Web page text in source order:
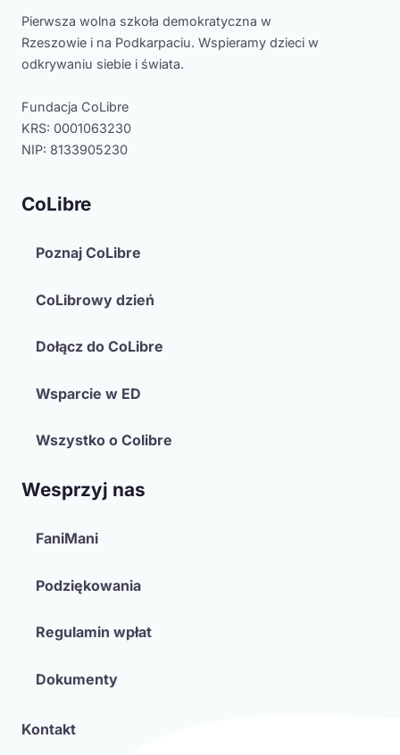
Pierwsza wolna szkoła demokratyczna w
Rzeszowie i na Podkarpaciu. Wspieramy dzieci w
odkrywaniu siebie i świata.
Fundacja CoLibre
KRS: 0001063230
NIP: 8133905230
CoLibre
Poznaj CoLibre
CoLibrowy dzień
Dołącz do CoLibre
Wsparcie w ED
Wszystko o Colibre
Wesprzyj nas
FaniMani
Podziękowania
Regulamin wpłat
Dokumenty
Kontakt